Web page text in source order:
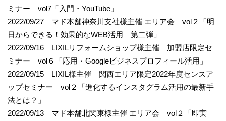
ミナー vol7「入門・YouTube」
2022/09/27 マド本舗神奈川支社様主催 エリア会 vol２「明
日からできる！効果的なWEB活用 第二弾」
2022/09/16 LIXILリフォームショップ様主催 加盟店限定セ
ミナー vol６「応用・Googleビジネスプロフィール活用」
2022/09/15 LIXIL様主催 関西エリア限定2022年度センスア
ップセミナー vol２「進化するインスタグラム活用の最新手
法とは？」
2022/09/13 マド本舗北関東様主催 エリア会 vol２「即実